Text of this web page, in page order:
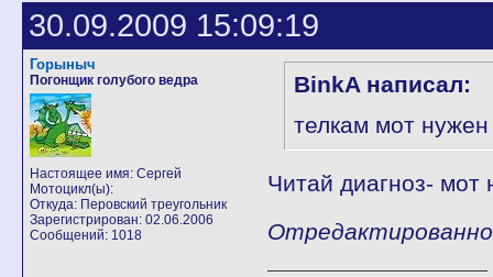
30.09.2009 15:09:19
Горыныч
Погонщик голубого ведра
Настоящее имя: Сергей
Мотоцикл(ы):
Откуда: Перовский треугольник
Зарегистрирован: 02.06.2006
Сообщений: 1018
BinkA написал:
телкам мот нужен
Читай диагноз- мот